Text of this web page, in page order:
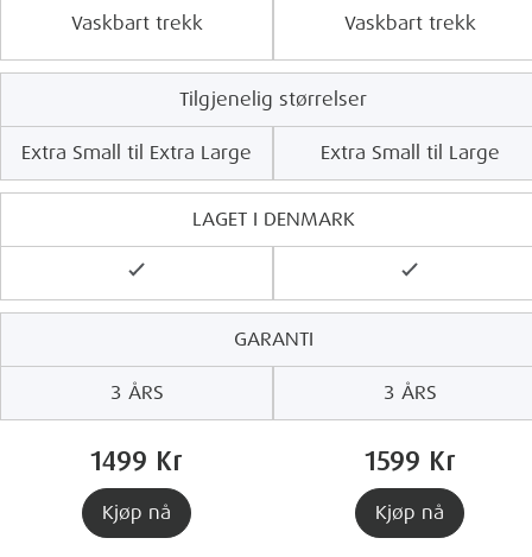
Vaskbart trekk Vaskbart trekk
Tilgjenelig størrelser
Extra Small til Extra Large Extra Small til Large
LAGET I DENMARK
GARANTI
3 ÅRS 3 ÅRS
1499 Kr
Kjøp nå
1599 Kr
Kjøp nå